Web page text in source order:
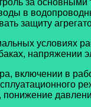
в
защиту
условиях
напряжении
включении в